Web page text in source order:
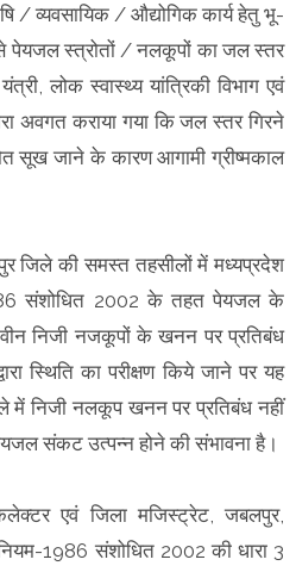
/ व्यवसायिक / औद्योगिक कार्य हेतु भू-
पेयजल स्त्रोतों / नलकूपों का जल स्तर
लोक स्वास्थ्य यांत्रिकी विभाग एवं
अवगत कराया गया कि जल स्तर गिरने
सूख जाने के कारण आगामी ग्रीष्मकाल
जिले की समस्त तहसीलों में मध्यप्रदेश
संशोधित 2002 के तहत पेयजल के
निजी नजकूपों के खनन पर प्रतिबंध
स्थिति का परीक्षण किये जाने पर यह
में निजी नलकूप खनन पर प्रतिबंध नहीं
संकट उत्पन्न होने की संभावना है।
एवं जिला मजिस्ट्रेट, जबलपुर,
1986 संशोधित 2002 की धारा 3